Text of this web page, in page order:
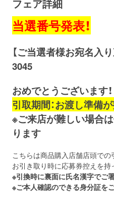
フェア詳細
当選番号発表！
【ご当選者様お宛名入
3045
おめでとうございます！
引取期間：お渡し準備
※ご来店が難しい場合
ります
こちらは商品購入店舗店頭での
お引き取り時に応募券控えを持
※引換時に裏面に氏名漢字でご
※ご本人確認のできる身分証を